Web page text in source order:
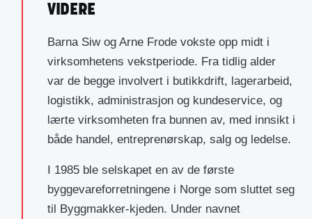
VIDERE
Barna Siw og Arne Frode vokste opp midt i
virksomhetens vekstperiode. Fra tidlig alder
var de begge involvert i butikkdrift, lagerarbeid,
logistikk, administrasjon og kundeservice, og
lærte virksomheten fra bunnen av, med innsikt i
både handel, entreprenørskap, salg og ledelse.
I 1985 ble selskapet en av de første
byggevareforretningene i Norge som sluttet seg
til Byggmakker-kjeden. Under navnet